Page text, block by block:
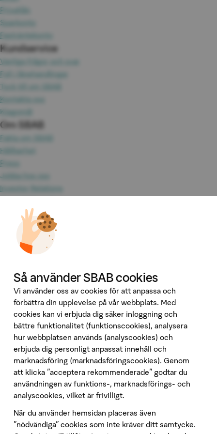
Privatlån
Sparkonto
Fasträntekonto
Kundservice
Vanliga frågor och svar
Fyll i lånehandlingar
Tyck till om SBAB
Kontakta oss
Klagomål
Om SBAB
Fakta om SBAB
Hållbarhet
Press
Jobba hos oss
Investor Relations
Tillgänglighet
Våra tjänster
Booli Pro
Developer Portal
Ladda ner vår app
App Store
Google Play
Följ oss på sociala medier
Penningtvätt
Så använder SBAB cookies
Vi använder oss av cookies för att anpassa och
förbättra din upplevelse på vår webbplats. Med
cookies kan vi erbjuda dig säker inloggning och
bättre funktionalitet (funktionscookies), analysera
hur webbplatsen används (analyscookies) och
erbjuda dig personligt anpassat innehåll och
marknadsföring (marknadsföringscookies). Genom
att klicka "acceptera rekommenderade" godtar du
användningen av funktions-, marknadsförings- och
analyscookies, vilket är frivilligt.
När du använder hemsidan placeras även
”nödvändiga” cookies som inte kräver ditt samtycke.